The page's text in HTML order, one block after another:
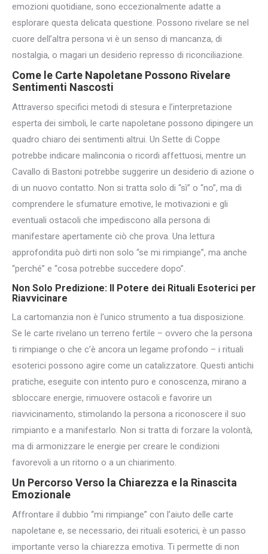
emozioni quotidiane, sono eccezionalmente adatte a
esplorare questa delicata questione. Possono rivelare se nel
cuore dell’altra persona vi è un senso di mancanza, di
nostalgia, o magari un desiderio represso di riconciliazione.
Come le Carte Napoletane Possono Rivelare
Sentimenti Nascosti
Attraverso specifici metodi di stesura e l’interpretazione
esperta dei simboli, le carte napoletane possono dipingere un
quadro chiaro dei sentimenti altrui. Un Sette di Coppe
potrebbe indicare malinconia o ricordi affettuosi, mentre un
Cavallo di Bastoni potrebbe suggerire un desiderio di azione o
di un nuovo contatto. Non si tratta solo di “sì” o “no”, ma di
comprendere le sfumature emotive, le motivazioni e gli
eventuali ostacoli che impediscono alla persona di
manifestare apertamente ciò che prova. Una lettura
approfondita può dirti non solo “se mi rimpiange”, ma anche
“perché” e “cosa potrebbe succedere dopo”.
Non Solo Predizione: Il Potere dei Rituali Esoterici per
Riavvicinare
La cartomanzia non è l’unico strumento a tua disposizione.
Se le carte rivelano un terreno fertile – ovvero che la persona
ti rimpiange o che c’è ancora un legame profondo – i rituali
esoterici possono agire come un catalizzatore. Questi antichi
pratiche, eseguite con intento puro e conoscenza, mirano a
sbloccare energie, rimuovere ostacoli e favorire un
riavvicinamento, stimolando la persona a riconoscere il suo
rimpianto e a manifestarlo. Non si tratta di forzare la volontà,
ma di armonizzare le energie per creare le condizioni
favorevoli a un ritorno o a un chiarimento.
Un Percorso Verso la Chiarezza e la Rinascita
Emozionale
Affrontare il dubbio “mi rimpiange” con l’aiuto delle carte
napoletane e, se necessario, dei rituali esoterici, è un passo
importante verso la chiarezza emotiva. Ti permette di non